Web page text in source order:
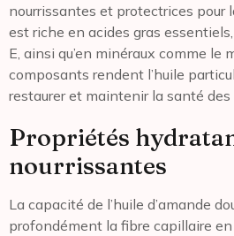
nourrissantes et protectrices pour
est riche en acides gras
E, ainsi qu’en minéraux comme le
composants rendent l’huile
restaurer et maintenir la santé des
Propriétés
nourrissantes
La capacité de l’huile d’amande
profondément la fibre capillaire